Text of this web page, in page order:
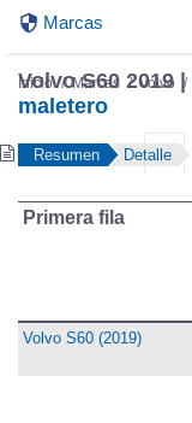
Marcas
Inicio Marcas Volvo
Volvo S60 2019 |
maletero
Resumen Detalle
Primera fila
Volvo S60 (2019)